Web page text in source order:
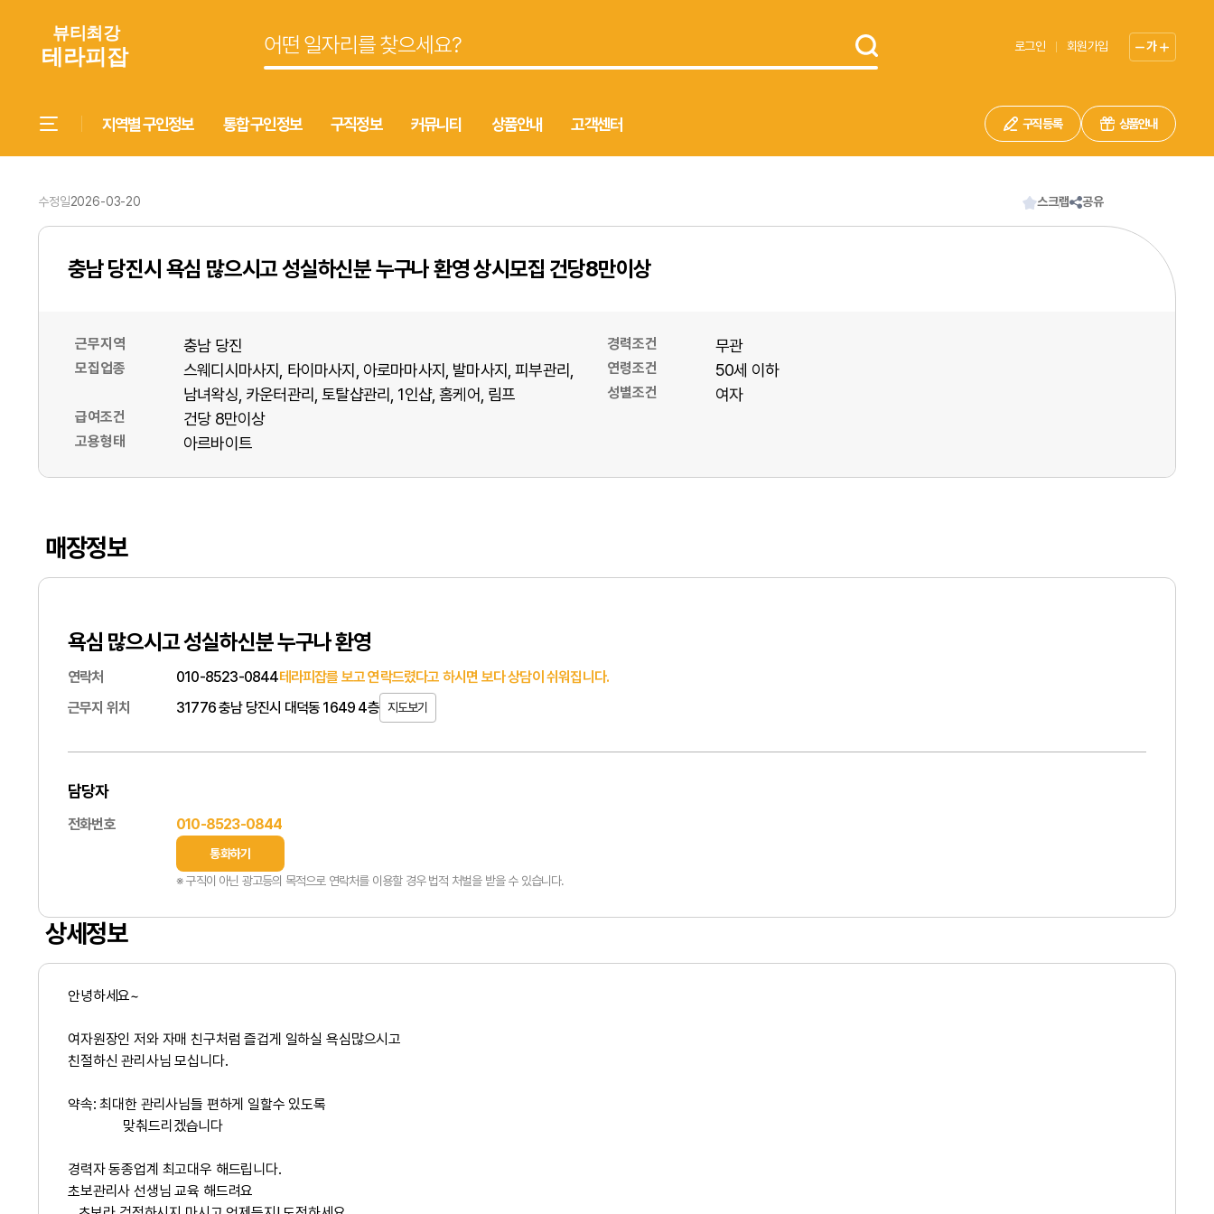
로그인 회원가입 가
지역별 구인정보 통합 구인정보 구직정보 커뮤니티 상품안내 고객센터 구직 등록 상품안내
수정일2026-03-20 스크랩 공유
충남 당진시 욕심 많으시고 성실하신분 누구나 환영 상시모집 건당8만이상
근무지역 충남 당진
모집업종 스웨디시마사지 타이마사지 아로마마사지 발마사지 피부관리
남녀왁싱 카운터관리 토탈샵관리 1인샵 홈케어 림프
급여조건 건당 8만이상
고용형태 아르바이트
경력조건 무관
연령조건 50세 이하
성별조건 여자
매장정보
욕심 많으시고 성실하신분 누구나 환영
연락처 010-8523-0844테라피잡를 보고 연락드렸다고 하시면 보다 상담이 쉬워집니다.
근무지 위치
31776 충남 당진시 대덕동 1649 4층 지도보기
담당자
전화번호 010-8523-0844
통화하기
※ 구직이 아닌 광고등의 목적으로 연락처를 이용할 경우 법적 처벌을 받을 수 있습니다.
상세정보
안녕하세요~
여자원장인 저와 자매 친구처럼 즐겁게 일하실 욕심많으시고
친절하신 관리사님 모십니다.
약속: 최대한 관리사님들 편하게 일할수 있도록
맞춰드리겠습니다
경력자 동종업계 최고대우 해드립니다.
초보관리사 선생님 교육 해드려요